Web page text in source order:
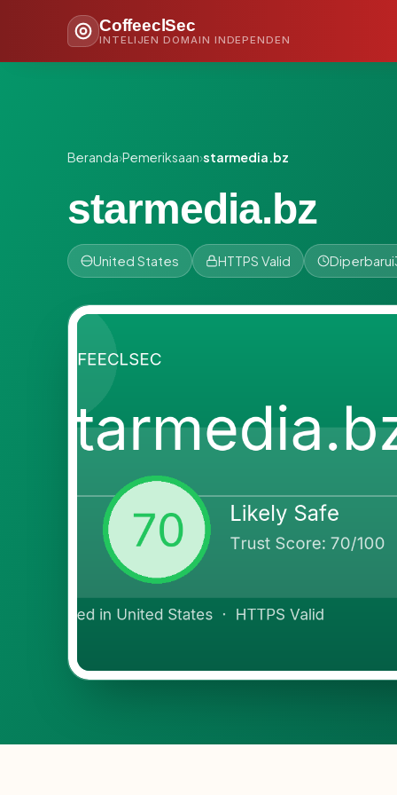
CoffeeclSec
INTELIJEN DOMAIN INDEPENDEN
Beranda›Pemeriksaan›starmedia.bz
starmedia.bz
United States HTTPS Valid Diperbarui